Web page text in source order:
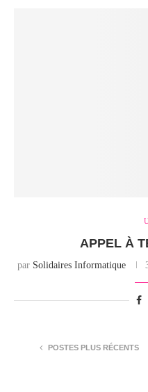
APPEL À
par Solidaires Informatique
POSTES PLUS RÉCENTS